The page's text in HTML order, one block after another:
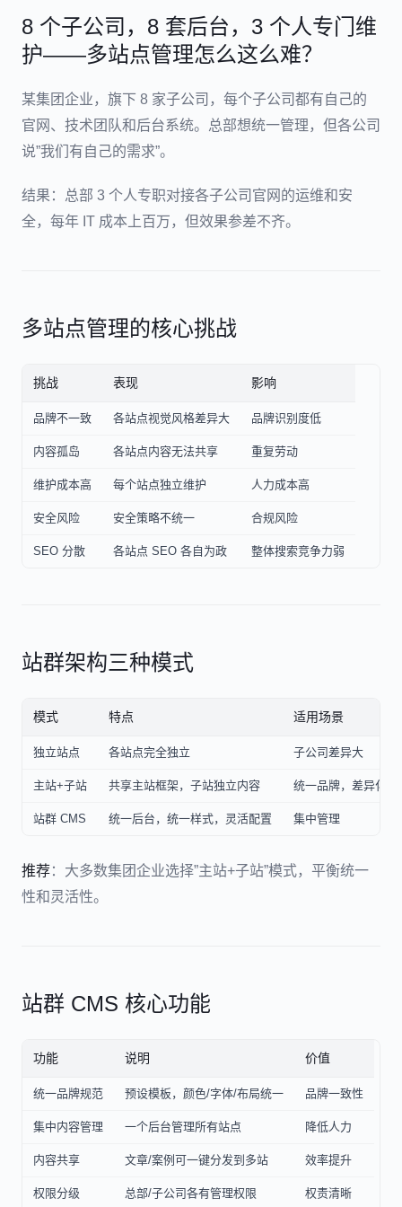
8 个子公司，8 套后台，3 个人专门维
护——多站点管理怎么这么难？
某集团企业，旗下 8 家子公司，每个子公司都有自己的
官网、技术团队和后台系统。总部想统一管理，但各公司
说”我们有自己的需求”。
结果：总部 3 个人专职对接各子公司官网的运维和安
全，每年 IT 成本上百万，但效果参差不齐。
多站点管理的核心挑战
挑战 表现 影响
品牌不一致 各站点视觉风格差异大 品牌识别度低
内容孤岛 各站点内容无法共享 重复劳动
维护成本高 每个站点独立维护 人力成本高
安全风险 安全策略不统一 合规风险
SEO 分散 各站点 SEO 各自为政 整体搜索竞争力弱
站群架构三种模式
模式 特点 适用场景
独立站点 各站点完全独立 子公司差异大
主站+子站 共享主站框架，子站独立内容 统一品牌，差异化内
站群 CMS 统一后台，统一样式，灵活配置 集中管理
推荐：大多数集团企业选择”主站+子站”模式，平衡统一
性和灵活性。
站群 CMS 核心功能
功能 说明 价值
统一品牌规范 预设模板，颜色/字体/布局统一 品牌一致性
集中内容管理 一个后台管理所有站点 降低人力
内容共享 文章/案例可一键分发到多站 效率提升
权限分级 总部/子公司各有管理权限 权责清晰